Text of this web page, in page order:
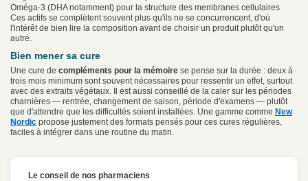
Oméga-3 (DHA notamment) pour la structure des membranes cellulaires
Ces actifs se complètent souvent plus qu'ils ne se concurrencent, d'où
l'intérêt de bien lire la composition avant de choisir un produit plutôt qu'un
autre.
Bien mener sa cure
Une cure de compléments pour la mémoire se pense sur la durée : deux à
trois mois minimum sont souvent nécessaires pour ressentir un effet, surtout
avec des extraits végétaux. Il est aussi conseillé de la caler sur les périodes
charnières — rentrée, changement de saison, période d'examens — plutôt
que d'attendre que les difficultés soient installées. Une gamme comme New
Nordic propose justement des formats pensés pour ces cures régulières,
faciles à intégrer dans une routine du matin.
Le conseil de nos pharmaciens